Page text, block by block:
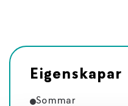
Eigenskapar
Sommar